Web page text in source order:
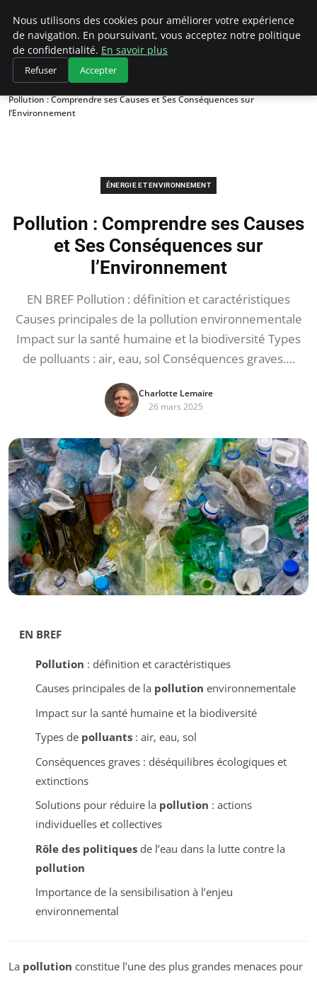
Climategatecountryclub.com
Accueil
Énergie et environnement
Pollution : Comprendre ses Causes et Ses Conséquences sur
l’Environnement
ÉNERGIE ET ENVIRONNEMENT
Pollution : Comprendre ses Causes
et Ses Conséquences sur
l’Environnement
EN BREF Pollution : définition et caractéristiques
Causes principales de la pollution environnementale
Impact sur la santé humaine et la biodiversité Types
de polluants : air, eau, sol Conséquences graves….
Charlotte Lemaire
26 mars 2025
EN BREF
Pollution : définition et caractéristiques
Causes principales de la pollution environnementale
Impact sur la santé humaine et la biodiversité
Types de polluants: air, eau, sol
Conséquences graves : déséquilibres écologiques et
extinctions
Solutions pour réduire la pollution : actions
individuelles et collectives
Rôle des politiquesde l’eau dans la lutte contre la
pollution
Importance de la sensibilisation à l’enjeu
environnemental
La pollution constitue l’une des plus grandes menaces pour
Nous utilisons des cookies pour améliorer votre expérience
de navigation. En poursuivant, vous acceptez notre politique
de confidentialité. En savoir plus
Refuser Accepter